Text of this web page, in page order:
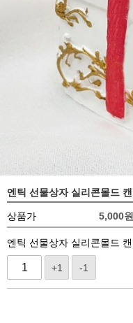
엔틱 선물상자 실리콘몰드
상품가 5,000원
엔틱 선물상자 실리콘몰드
+1 -1